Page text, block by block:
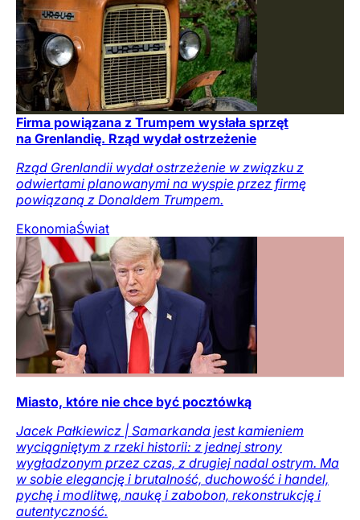
Firma powiązana z Trumpem wysłała sprzęt
na Grenlandię. Rząd wydał ostrzeżenie
Rząd Grenlandii wydał ostrzeżenie w związku z
odwiertami planowanymi na wyspie przez firmę
powiązaną z Donaldem Trumpem.
EkonomiaŚwiat
Miasto, które nie chce być pocztówką
Jacek Pałkiewicz | Samarkanda jest kamieniem
wyciągniętym z rzeki historii: z jednej strony
wygładzonym przez czas, z drugiej nadal ostrym. Ma
w sobie elegancję i brutalność, duchowość i handel,
pychę i modlitwę, naukę i zabobon, rekonstrukcję i
autentyczność.